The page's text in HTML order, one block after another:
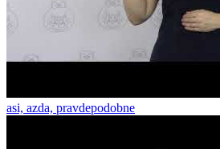
asi, azda, pravdepodobne